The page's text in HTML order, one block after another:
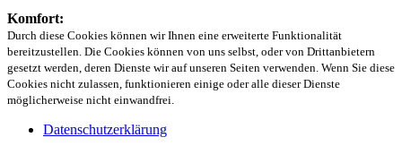
Komfort:
Durch diese Cookies können wir Ihnen eine erweiterte Funktionalität
bereitzustellen. Die Cookies können von uns selbst, oder von Drittanbietern
gesetzt werden, deren Dienste wir auf unseren Seiten verwenden. Wenn Sie diese
Cookies nicht zulassen, funktionieren einige oder alle dieser Dienste
möglicherweise nicht einwandfrei.
Datenschutzerklärung